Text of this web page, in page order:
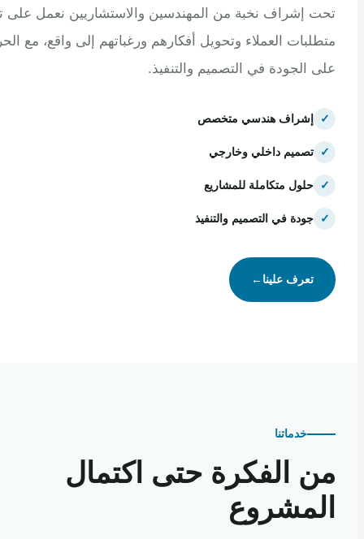
إشراف نخبة من المهندسين والاستشاريين نعمل على تلبية
العملاء وتحويل أفكارهم ورغباتهم إلى واقع، مع الحرص
في التصميم والتنفيذ.
إشراف هندسي متخصص
تصميم داخلي وخارجي
حلول متكاملة للمشاريع
جودة في التصميم والتنفيذ
تعرف علينا←
خدماتنا
الفكرة حتى اكتمال